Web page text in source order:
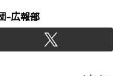
-広報部